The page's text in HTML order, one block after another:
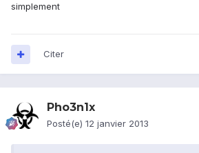
simplement
Citer
Pho3n1x
Posté(e) 12 janvier 2013